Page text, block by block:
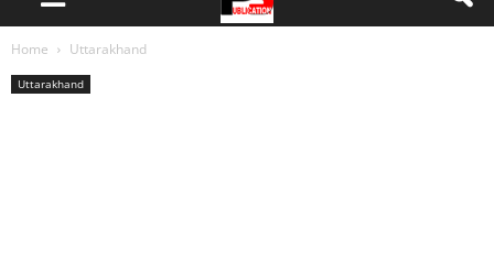
Home Uttarakhand
Uttarakhand